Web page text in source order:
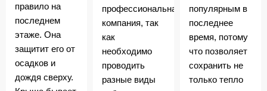
правило на
последнем
этаже. Она
защитит его от
осадков и
дождя сверху.
профессиональная
компания, так
как
необходимо
проводить
разные виды
популярным в
последнее
время, потому
что позволяет
сохранить не
только тепло